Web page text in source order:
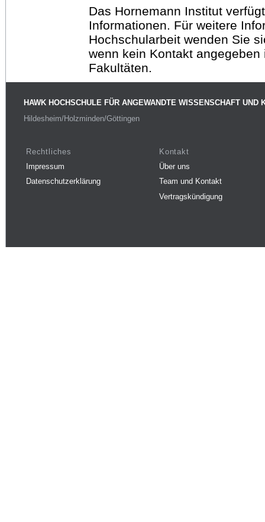
Das Hornemann Institut
Informationen. Für weitere
Hochschularbeit wenden Sie
wenn kein Kontakt
Fakultäten.
HAWK HOCHSCHULE FÜR ANGEWANDTE WISSENSCHAFT UND
Hildesheim/Holzminden/Göttingen
Rechtliches
Impressum
Datenschutzerklärung
Kontakt
Über uns
Team und Kontakt
Vertragskündigung